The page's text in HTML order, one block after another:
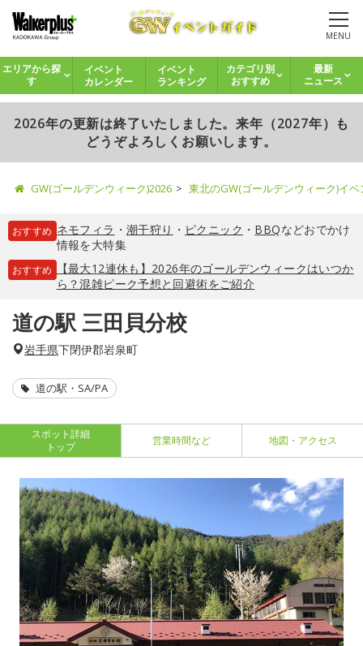
MENU
エリアから探
す
イベント
カレンダー
イベント
ランキング
カテゴリ別
おすすめ
最新
ニュース
2026年の更新は終了いたしました。来年（2027年）も
どうぞよろしくお願いします。
GW(ゴールデンウィーク)2026 東北のGW(ゴールデンウィーク)イ
おすすめ ネモフィラ ・ 潮干狩り ・ ピクニック ・ BBQなどおでかけ
情報を大特集
おすすめ
【最大12連休も】2026年のゴールデンウィークはいつか
ら？混雑ピーク予想と回避術をご紹介
道の駅 三田貝分校
岩手県下閉伊郡岩泉町
道の駅・SA/PA
スポット詳細
トップ
営業時間など 地図・アクセス